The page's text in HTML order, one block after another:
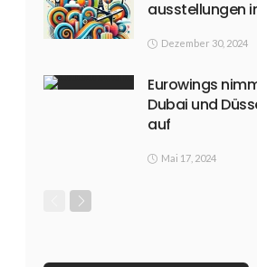
ausstellungen
Dezember 30, 2024
Eurowings
Dubai und
auf
Mai 17, 2024